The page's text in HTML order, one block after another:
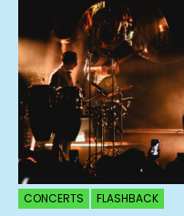
CONCERTS FLASHBACK